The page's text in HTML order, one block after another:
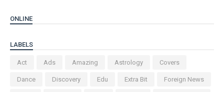
ONLINE
LABELS
Act Ads Amazing Astrology Covers
Dance Discovery Edu Extra Bit Foreign News